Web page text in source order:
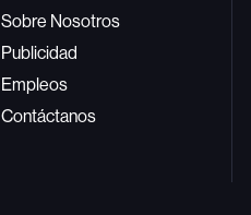
Sobre Nosotros
Publicidad
Empleos
Contáctanos